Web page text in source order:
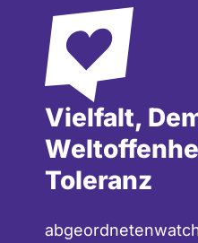
Vielfalt,
Toleranz